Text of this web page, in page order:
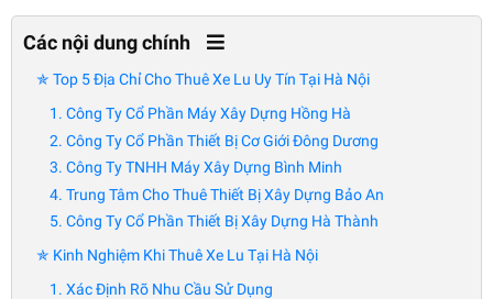
Các nội dung chính
✯ Top 5 Địa Chỉ Cho Thuê Xe Lu Uy Tín Tại Hà Nội
1. Công Ty Cổ Phần Máy Xây Dựng Hồng Hà
2. Công Ty Cổ Phần Thiết Bị Cơ Giới Đông Dương
3. Công Ty TNHH Máy Xây Dựng Bình Minh
4. Trung Tâm Cho Thuê Thiết Bị Xây Dựng Bảo An
5. Công Ty Cổ Phần Thiết Bị Xây Dựng Hà Thành
✯ Kinh Nghiệm Khi Thuê Xe Lu Tại Hà Nội
1. Xác Định Rõ Nhu Cầu Sử Dụng